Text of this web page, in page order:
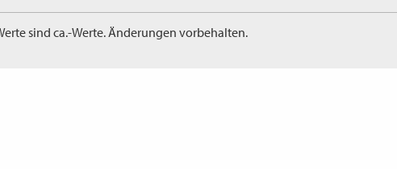
sind ca.-Werte. Änderungen vorbehalten.